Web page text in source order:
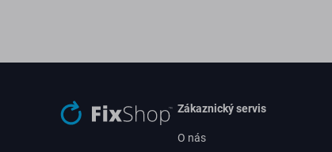
Zákaznický servis
O nás